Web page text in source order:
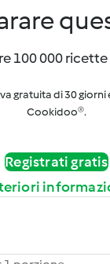
100 000
gratuita di 30
Cookidoo®.
Registrati gratis